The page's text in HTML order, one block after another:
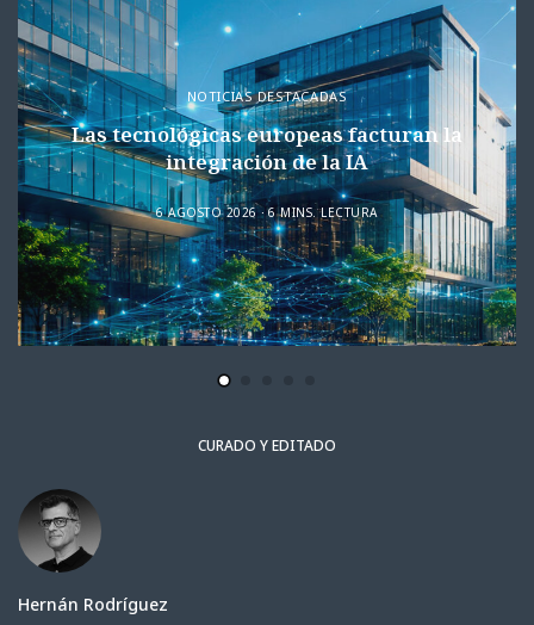
NOTICIAS DESTACADAS
Las tecnológicas europeas facturan la
integración de la IA
6 AGOSTO 2026 6 MINS. LECTURA
CURADO Y EDITADO
Hernán Rodríguez